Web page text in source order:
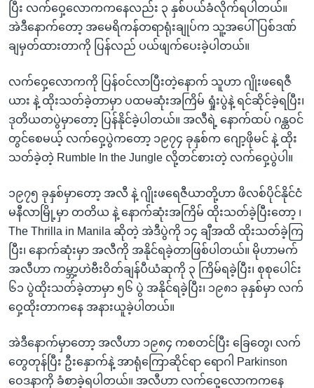
ပြီး လက်ဝှေ့လောကကနေလည်း ၃ နှစ်ပယ်ခံလိုက်ရပါတယ်။
အဲဒီနောက်တော့ အမေရိကန်တရာရုံးချုပ်က သူ့အပေါ်ပြစ်ဒဏ်
ချမှတ်ထားတာကို ပြန်လည် ပယ်ဖျက်ပေးခဲ့ပါတယ်။
လက်ဝှေ့လောကကို ပြန်ဝင်လာပြီးတဲ့နောက် သူဟာ ဂျိုးဖရေဇီ
ယား နဲ့ ထိုးသတ်ခဲ့တာမှာ ပထမဆုံးအကြိမ် ရှုံးပွဲနဲ့ ရင်ဆိုင်ခဲ့ရပြီး၊
ဒုတိယတပွဲမှာတော့ ပြန်နိုင်ခဲ့ပါတယ်။ အလီရဲ့ နောက်ထပ် ဂန္ထဝင်
တွင်စေမယ့် လက်ဝှေ့ပွဲကတော့ ၁၉၇၄ ခုနှစ်က ဂျော့ဖိုမင် နဲ့ ထိုး
သတ်ခဲ့တဲ့ Rumble In the Jungle လို့တင်စားတဲ့ လက်ဝှေ့ပွဲပါ။
၁၉၇၅ ခုနှစ်မှာတော့ အလီ နဲ့ ဂျိုးဖရေဇီယာတို့ဟာ ဖိလစ်ပိုင်နိုင်ငံ
မနီလာမြို့မှာ တတိယ နဲ့ နောက်ဆုံးအကြိမ် ထိုးသတ်ခဲ့ပြီးတော့ ၊
The Thrilla in Manila ဆိုတဲ့ အဲဒီပွဲကို ၁၄ ချီအထိ ထိုးသတ်ခဲ့ကြ
ပြီး၊ နောက်ဆုံးမှာ အလီကို အနိုင်ရခဲ့တာဖြစ်ပါတယ်။ မိုဟာမက်
အလီဟာ ကမ္ဘာ့ဟဲဗီးဝိတ်ချန်ပီယံဆုကို ၃ ကြိမ်ရခဲ့ပြီး၊ စုစုပေါင်း
၆၁ ပွဲထိုးသတ်ခဲ့တာမှာ ၅၆ ပွဲ အနိုင်ရခဲ့ပြီး၊ ၁၉၈၁ ခုနှစ်မှာ လက်
ဝှေ့ထိုးတာကနေ အနားယူခဲ့ပါတယ်။
အဲဒီနောက်မှာတော့ အလီဟာ ၁၉၈၄ ကစတင်ပြီး ခြေတွေ၊ လက်
တွေတုန်ပြီး ဦးနှောက်နဲ့ အာရုံကြောဆိုင်ရာ ရောဂါ Parkinson
ဝေဒနာကို ခံစာခဲ့ရပါတယ်။ အလီဟာ လက်ဝှေ့လောကကနေ